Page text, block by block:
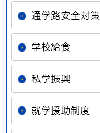
通学路安全対策
学校給食
私学振興
就学援助制度